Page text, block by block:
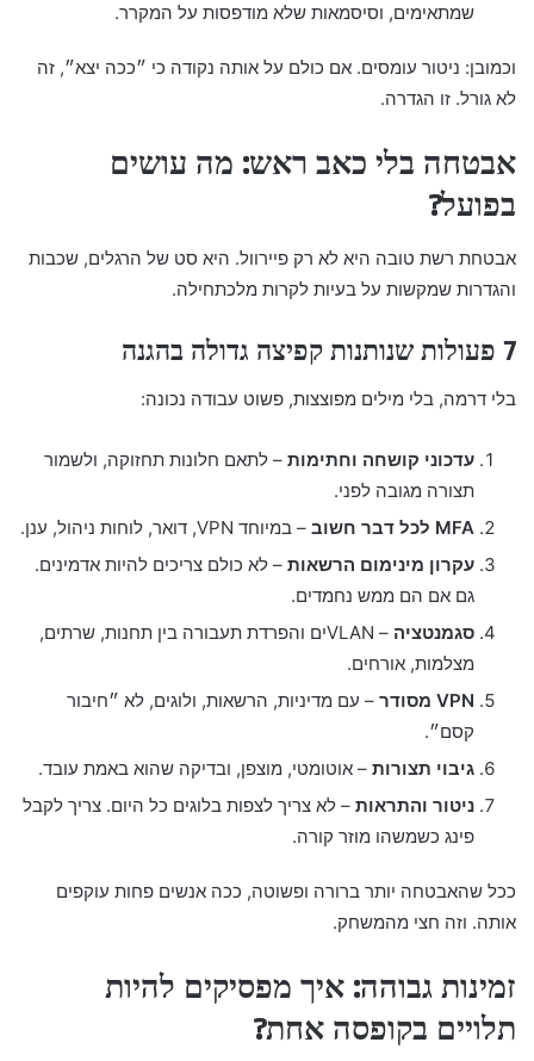
שמתאימים, וסיסמאות שלא מודפסות על המקרר.
וכמובן: ניטור עומסים. אם כולם על אותה נקודה כי ״ככה יצא״, זה
לא גורל. זו הגדרה.
אבטחה בלי כאב ראש: מה עושים
בפועל?
אבטחת רשת טובה היא לא רק פיירוול. היא סט של הרגלים, שכבות
והגדרות שמקשות על בעיות לקרות מלכתחילה.
7 פעולות שנותנות קפיצה גדולה בהגנה
בלי דרמה, בלי מילים מפוצצות, פשוט עבודה נכונה:
עדכוני קושחה וחתימות – לתאם חלונות תחזוקה, ולשמור
תצורה מגובה לפני.
MFA לכל דבר חשוב
– במיוחד VPN, דואר, לוחות ניהול, ענן.
עקרון מינימום הרשאות – לא כולם צריכים להיות אדמינים.
גם אם הם ממש נחמדים.
סגמנטציה
– VLANים והפרדת תעבורה בין תחנות, שרתים,
מצלמות, אורחים.
VPN מסודר
– עם מדיניות, הרשאות, ולוגים, לא ״חיבור
קסם״.
גיבוי תצורות – אוטומטי, מוצפן, ובדיקה שהוא באמת עובד.
ניטור והתראות – לא צריך לצפות בלוגים כל היום. צריך לקבל
פינג כשמשהו מוזר קורה.
ככל שהאבטחה יותר ברורה ופשוטה, ככה אנשים פחות עוקפים
אותה. וזה חצי מהמשחק.
זמינות גבוהה: איך מפסיקים להיות
תלויים בקופסה אחת?